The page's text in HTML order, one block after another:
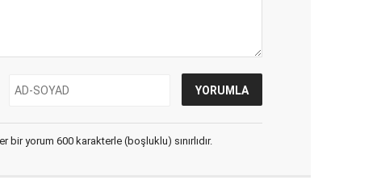
yorum 600 karakterle (boşluklu) sınırlıdır.